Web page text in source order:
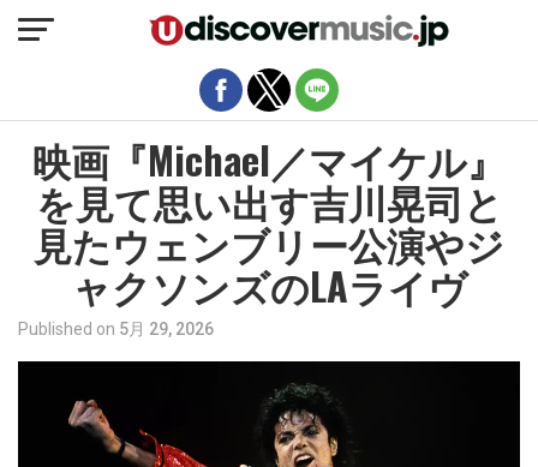
映画『Michael／マイケル』
を見て思い出す吉川晃司と
見たウェンブリー公演やジ
ャクソンズのLAライヴ
Published on 5月 29, 2026
モバイルバージョンを終了